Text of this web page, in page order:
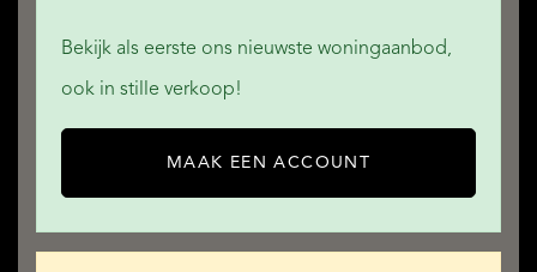
Bekijk als eerste ons nieuwste woningaanbod,
ook in stille verkoop!
MAAK EEN ACCOUNT
QUALIS INTERNATIONAL REALTY